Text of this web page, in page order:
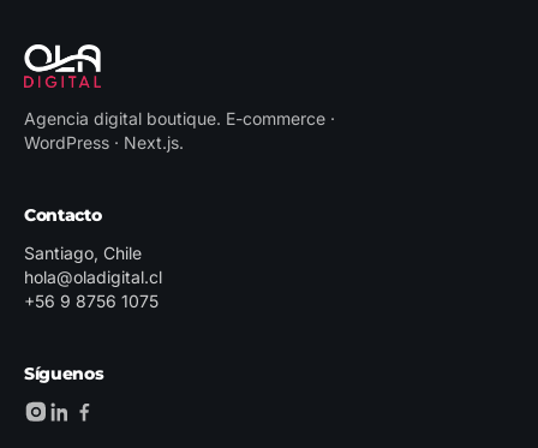
Agencia digital boutique. E-commerce ·
WordPress · Next.js.
Contacto
Santiago, Chile
hola@oladigital.cl
+56 9 8756 1075
Síguenos